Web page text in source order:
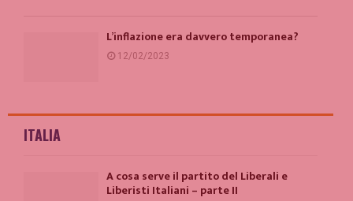
L’inflazione era davvero temporanea?
12/02/2023
ITALIA
A cosa serve il partito del Liberali e
Liberisti Italiani – parte II